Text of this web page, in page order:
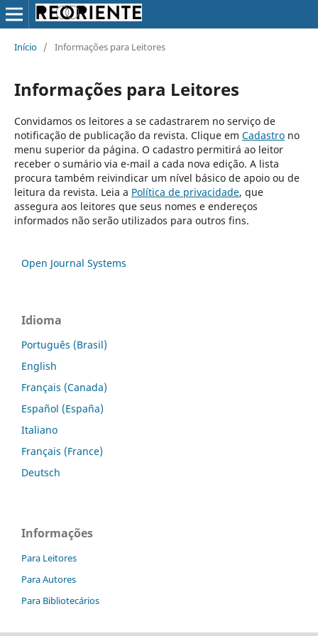
Início / Informações para Leitores
Informações para Leitores
Convidamos os leitores a se cadastrarem no serviço de
notificação de publicação da revista. Clique em Cadastrono
menu superior da página. O cadastro permitirá ao leitor
receber o sumário via e-mail a cada nova edição. A lista
procura também reivindicar um nível básico de apoio ou de
leitura da revista. Leia a Política de privacidade, que
assegura aos leitores que seus nomes e endereços
informados não serão utilizados para outros fins.
Open Journal Systems
Idioma
Português (Brasil)
English
Français (Canada)
Español (España)
Italiano
Français (France)
Deutsch
Informações
Para Leitores
Para Autores
Para Bibliotecários